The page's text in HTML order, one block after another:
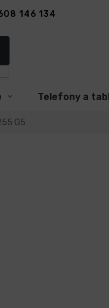
146 134
Telefony a
G5